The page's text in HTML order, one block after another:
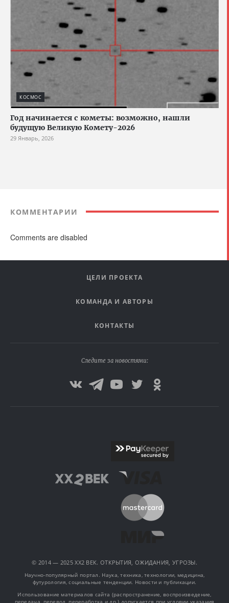
КОСМОС
Год начинается с кометы: возможно, нашли
будущую Великую Комету-2026
29 Январь, 2026
КОММЕНТАРИИ
Comments are disabled
ЦЕЛИ ПРОЕКТА
КОМАНДА И АВТОРЫ
КОНТАКТЫ
Следите за новостями:
© 2014 — 2025 XX2 ВЕК. ОТКРЫТИЯ, ОЖИДАНИЯ, УГРОЗЫ.
Научно-популярный портал. Наука, техника, технологии, медицина,
футурология, социальные тенденции. Новости и публикации.
Использование материалов сайта (распространение, воспроизведение,
передача, перевод, переработка и др.) допускается при условии указания